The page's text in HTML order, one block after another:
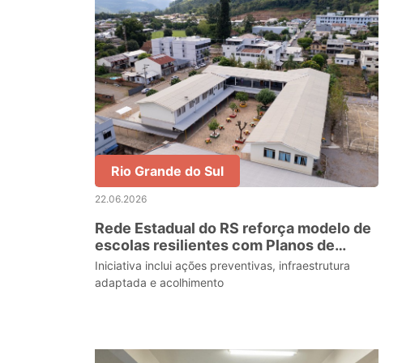
Rio Grande do Sul
22.06.2026
Rede Estadual do RS reforça modelo de
escolas resilientes com Planos de
Contingência para emergências
meteorológicas
Iniciativa inclui ações preventivas, infraestrutura
adaptada e acolhimento